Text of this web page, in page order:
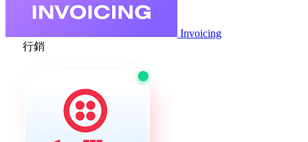
Invoicing
行銷